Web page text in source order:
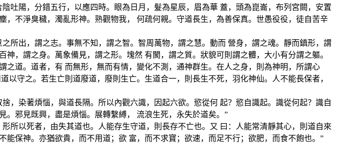
吐陽，分錯五行，以應四時。眼為日月，髮為星辰，眉為華 蓋，頭為崑崙，布列宮闕，安置
不淨臭穢，濁亂形神。熟觀物我， 何疏何親。守道長生，為善保真。世愚役役，徒自苦辛
所出，謂之志。事無不知，謂之智。智周萬物，謂之慧。動而 營身，謂之魂。靜而鎮形，謂
，謂之身。萬象備見，謂之形。塊然 有閡，謂之質。狀貌可則謂之體，大小有分謂之軀。
道。道者，有 而無形，無而有情，變化不測，通神群生。在人之身，則為神明，所謂心
守之。若生亡則道廢道，廢則生亡。生道合一，則長生不死，羽化神仙。人不能長保者，
，染著煩惱，與道長隔。所以內觀六識，因起六欲。慾從何 起？慾自識起。識從何起？識自
邪見既興，盡是煩惱。展轉繫縛， 流浪生死，永失於道矣。”
所以死者，由失其道也。人能存生守道，則長存不亡也。又 曰：人能常清靜其心，則道自來
保神。亦猶欲貴，而不用道；欲 富，而不求寶；欲速，而足不行；欲肥，而食不飽也。”